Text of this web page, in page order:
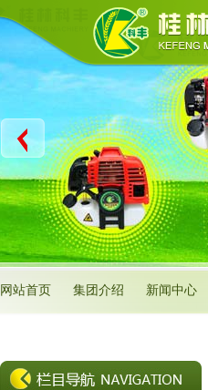
网站首页 集团介绍 新闻中心